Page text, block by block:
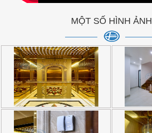
MỘT SỐ HÌNH ẢNH